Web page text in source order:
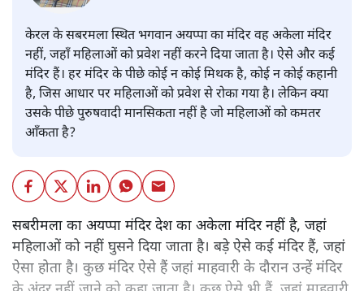
केरल के सबरमला स्थित भगवान अयप्पा का मंदिर वह अकेला मंदिर
नहीं, जहाँ महिलाओं को प्रवेश नहीं करने दिया जाता है। ऐसे और कई
मंदिर हैं। हर मंदिर के पीछे कोई न कोई मिथक है, कोई न कोई कहानी
है, जिस आधार पर महिलाओं को प्रवेश से रोका गया है। लेकिन क्या